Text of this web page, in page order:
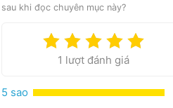
sau khi đọc chuyên mục này?
1 lượt đánh giá
5 sao